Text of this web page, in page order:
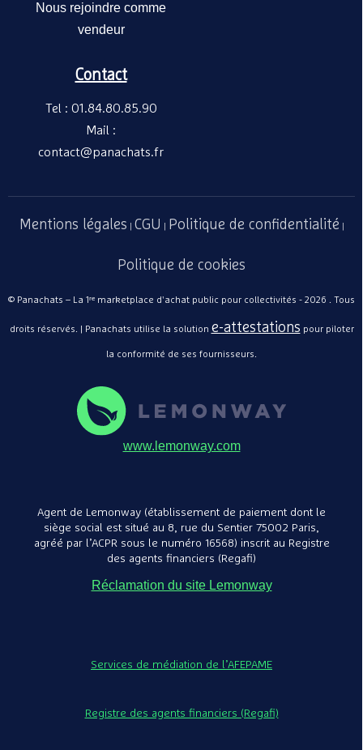
Nous rejoindre comme
vendeur
Contact
Tel : 01.84.80.85.90
Mail :
contact@panachats.fr
Mentions légales CGU Politique de confidentialité
Politique de cookies
© Panachats – La 1ʳᵉ marketplace d'achat public pour collectivités - 2026 . Tous
droits réservés. | Panachats utilise la solution e-attestations pour piloter
la conformité de ses fournisseurs.
www.lemonway.com
Agent de Lemonway (établissement de paiement dont le
siège social est situé au 8, rue du Sentier 75002 Paris,
agréé par l’ACPR sous le numéro 16568) inscrit au Registre
des agents financiers (Regafi)
Réclamation du site Lemonway
Services de médiation de l’AFEPAME
Registre des agents financiers (Regafi)